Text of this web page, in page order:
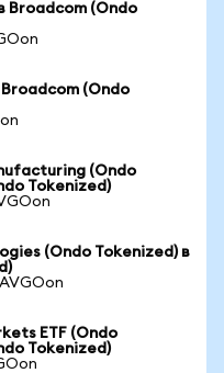
Broadcom (Ondo
(Ondo
(Ondo
Tokenized)
(Ondo Tokenized) в
ETF (Ondo
Tokenized)